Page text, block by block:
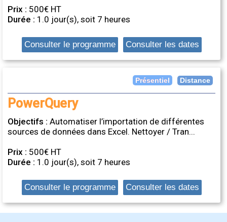
Prix : 500€ HT
Durée : 1.0 jour(s), soit 7 heures
Consulter le programme Consulter les dates
Présentiel Distance
PowerQuery
Objectifs : Automatiser l’importation de différentes
sources de données dans Excel. Nettoyer / Tran...
Prix : 500€ HT
Durée : 1.0 jour(s), soit 7 heures
Consulter le programme Consulter les dates